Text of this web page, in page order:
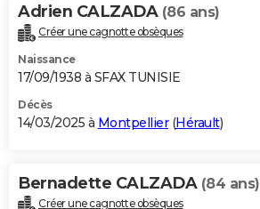
Bricolage
Lifestyle
Culture
Sport
Auto
Television
Voyage
Cinema
Adrien CALZADA (86 ans)
Créer une cagnotte obsèques
Naissance
17/09/1938 à SFAX TUNISIE
Décès
14/03/2025 à Montpellier(Hérault)
Bernadette CALZADA (84 ans)
Créer une cagnotte obsèques